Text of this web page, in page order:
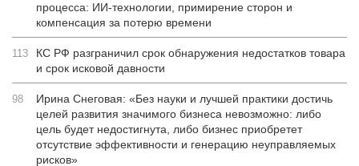
процесса: ИИ-технологии, примирение сторон и
компенсация за потерю времени
113
КС РФ разграничил срок обнаружения недостатков товара
и срок исковой давности
98
Ирина Снеговая: «Без науки и лучшей практики достичь
целей развития значимого бизнеса невозможно: либо
цель будет недостигнута, либо бизнес приобретет
отсутствие эффективности и генерацию неуправляемых
рисков»